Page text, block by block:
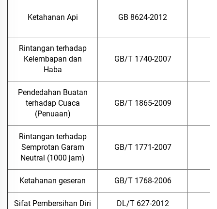
Ketahanan Api GB 8624-2012
Rintangan terhadap
Kelembapan dan
Haba
GB/T 1740-2007
Pendedahan Buatan
terhadap Cuaca
(Penuaan)
GB/T 1865-2009
Rintangan terhadap
Semprotan Garam
Neutral (1000 jam)
GB/T 1771-2007
Ketahanan geseran GB/T 1768-2006
Sifat Pembersihan Diri DL/T 627-2012